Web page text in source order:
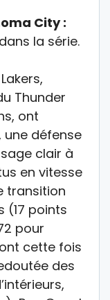
City :
la série.
Thunder
ont
défense
clair à
en vitesse
transition
(17 points
pour
cette fois
des